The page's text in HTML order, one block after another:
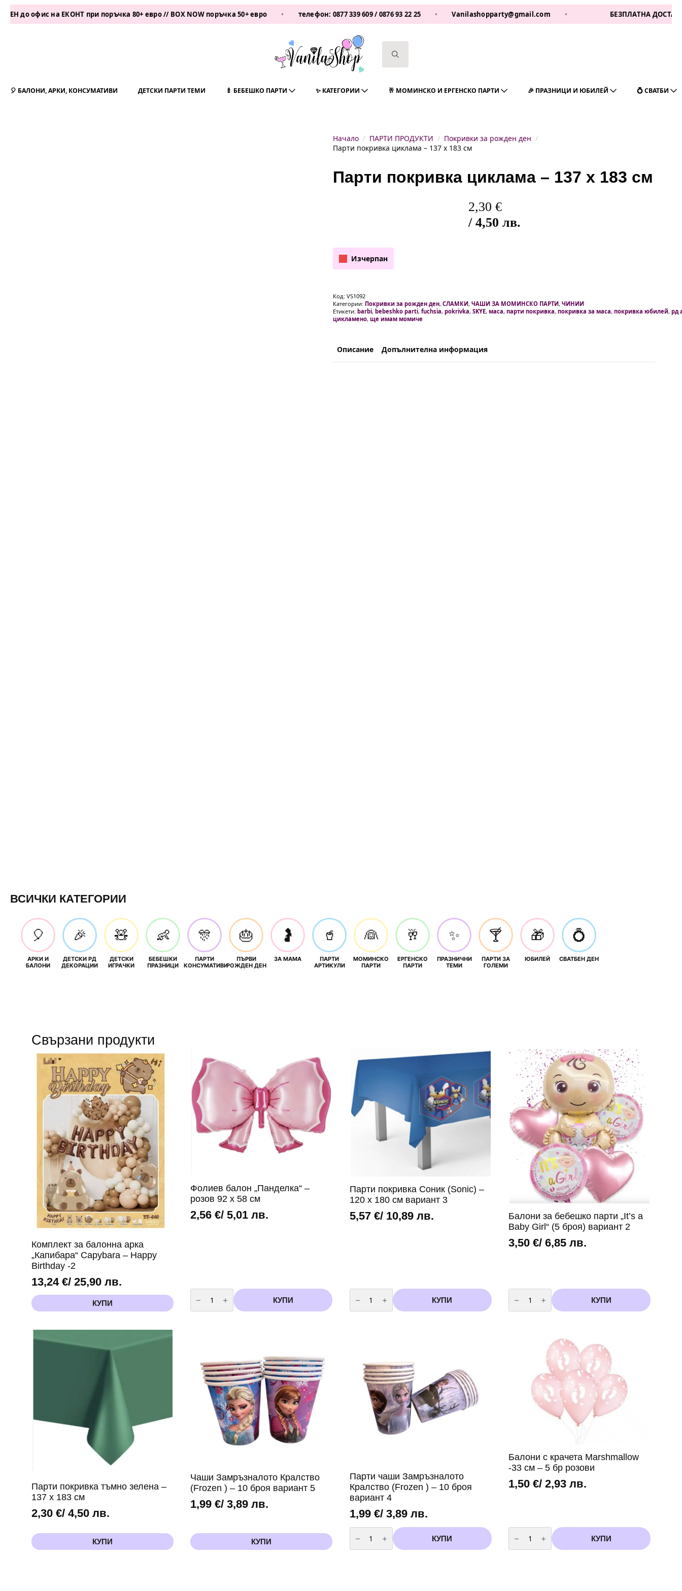
на ЕКОНТ при поръчка 80+ евро // BOX NOW поръчка 50+ евро • телефон:0877 339 609/0876 93 22 25 • Vanilashopparty@gmail.com • БЕЗПЛАТНА ДОСТАВКА ЗА 1
🎈 БАЛОНИ, АРКИ, КОНСУМАТИВИ ДЕТСКИ ПАРТИ ТЕМИ 🍼 БЕБЕШКО ПАРТИ ✨ КАТЕГОРИИ 🥂 МОМИНСКО И ЕРГЕНСКО ПАРТИ 🎉 ПРАЗНИЦИ И ЮБИЛЕЙ 💍 СВАТБИ
Начало ПАРТИ ПРОДУКТИ
Покривки за рожден ден
Парти покривка циклама – 137 х 183 см
Парти покривка циклама – 137 х 183 см
2,30 €
/ 4,50 лв.
Изчерпан
Код: VS1092
Категории: Покривки за рожден ден, СЛАМКИ, ЧАШИ ЗА МОМИНСКО ПАРТИ, ЧИНИИ
Етикети: barbi, bebeshko parti, fuchsia, pokrivka, SKYE, маса, парти покривка, покривка за маса, покривка юбилей, рд
цикламено, ще имам момиче
Описание Допълнителна информация
ВСИЧКИ КАТЕГОРИИ
🎈
АРКИ И
БАЛОНИ
🎉
ДЕТСКИ РД
ДЕКОРАЦИИ
🧸
ДЕТСКИ
ИГРАЧКИ
👶
БЕБЕШКИ
ПРАЗНИЦИ
🎊
ПАРТИ
КОНСУМАТИВИ
🎂
ПЪРВИ
РОЖДЕН ДЕН
🤰
ЗА МАМА
🥤
ПАРТИ
АРТИКУЛИ
👰
МОМИНСКО
ПАРТИ
🥂
ЕРГЕНСКО
ПАРТИ
✨
ПРАЗНИЧНИ
ТЕМИ
🍸
ПАРТИ ЗА
ГОЛЕМИ
🎁
ЮБИЛЕЙ
💍
СВАТБЕН ДЕН
Свързани продукти
Комплект за балонна арка
„Капибара“ Capybara – Happy
Birthday -2
13,24 €/ 25,90 лв.
КУПИ
Фолиев балон „Панделка“ –
розов 92 х 58 см
2,56€/ 5,01 лв.
количество
за
Фолиев
балон
КУПИ
Парти покривка Соник (Sonic) –
120 х 180 см вариант 3
5,57 €/ 10,89 лв.
количество
за
Парти
покривка
вариант
КУПИ
Балони за бебешко парти „It’s a
Baby Girl“ (5 броя) вариант 2
3,50€/ 6,85 лв.
количество
за
Балони
за
вариант
КУПИ
Парти покривка тъмно зелена –
137 х 183 см
2,30 €/ 4,50 лв.
КУПИ
Чаши Замръзналото Кралство
(Frozen ) – 10 броя вариант 5
1,99€/ 3,89 лв.
КУПИ
Парти чаши Замръзналото
Кралство (Frozen ) – 10 броя
вариант 4
1,99 €/ 3,89 лв.
количество
за
Парти
чаши
КУПИ
Балони с крачета Marshmallow
-33 см – 5 бр розови
1,50€/ 2,93 лв.
количество
за
Балони
с
КУПИ